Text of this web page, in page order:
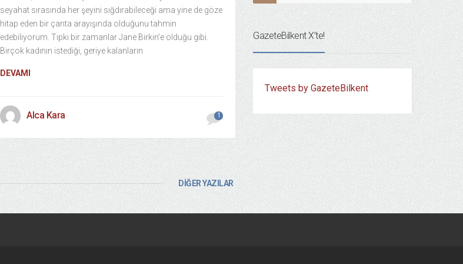
seyahat sırasında her şeyini sığdırabileceği ama yine de göze
hitap eden bir çanta arayışında olduğunu tahmin
edebiliyorum. Tıpkı bir zamanlar Jane Birkin’e olduğu gibi.
Birçok kadının istediği, geriye kalanların
DEVAMI
Alca Kara 1
DİĞER YAZILAR
GazeteBilkent X’te!
Tweets by GazeteBilkent